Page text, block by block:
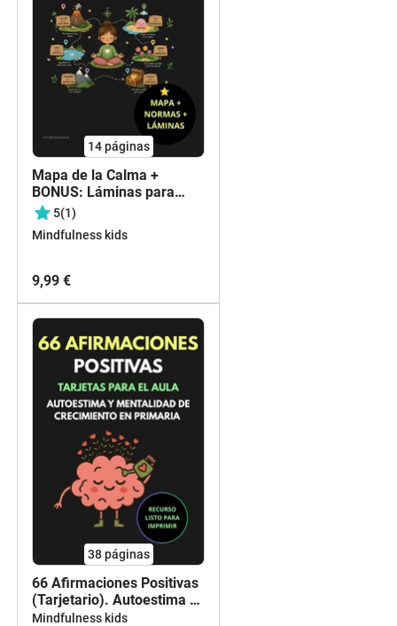
14páginas
Mapa de la Calma +
BONUS: Láminas para
Aula+Normas Rincón de la
Calma
5(1)
Mindfulness kids
9,99 €
38páginas
66 Afirmaciones Positivas
(Tarjetario). Autoestima y
Mentalidad de Crecimiento
Mindfulness kids